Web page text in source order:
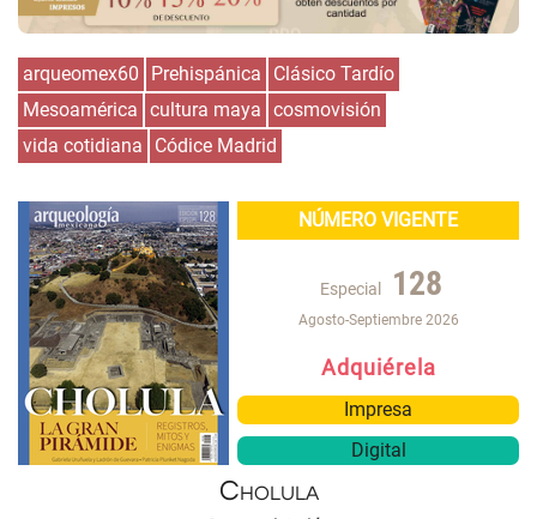
arqueomex60 Prehispánica
Clásico Tardío
Mesoamérica cultura maya cosmovisión
vida cotidiana
Códice Madrid
NÚMERO VIGENTE
Especial 128
Agosto-Septiembre 2026
Adquiérela
Impresa
Digital
Cholula